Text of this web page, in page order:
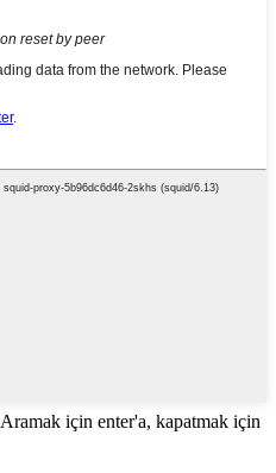
Aramak için enter'a, kapatmak için